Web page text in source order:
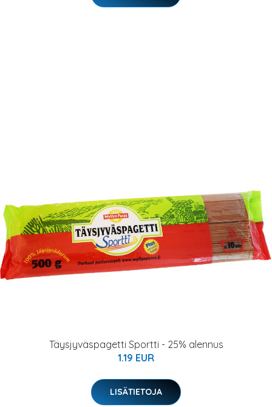
Täysjyväspagetti Sportti - 25% alennus
1.19 EUR
LISÄTIETOJA